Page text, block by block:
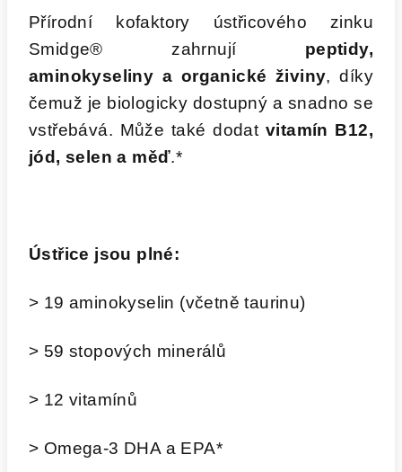
Přírodní kofaktory ústřicového zinku
Smidge® zahrnují peptidy,
aminokyseliny a organické živiny, díky
čemuž je biologicky dostupný a snadno se
vstřebává. Může také dodat vitamín B12,
jód, selen a měď.*
Ústřice jsou plné:
> 19 aminokyselin (včetně taurinu)
> 59 stopových minerálů
> 12 vitamínů
> Omega-3 DHA a EPA*